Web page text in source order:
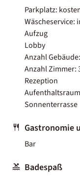
Parkplatz:
Wäscheservice:
Aufzug
Lobby
Anzahl
Anzahl Zimmer:
Rezeption
Aufenthaltsraum
Sonnenterrasse
Gastronomie
Bar
Badespaß